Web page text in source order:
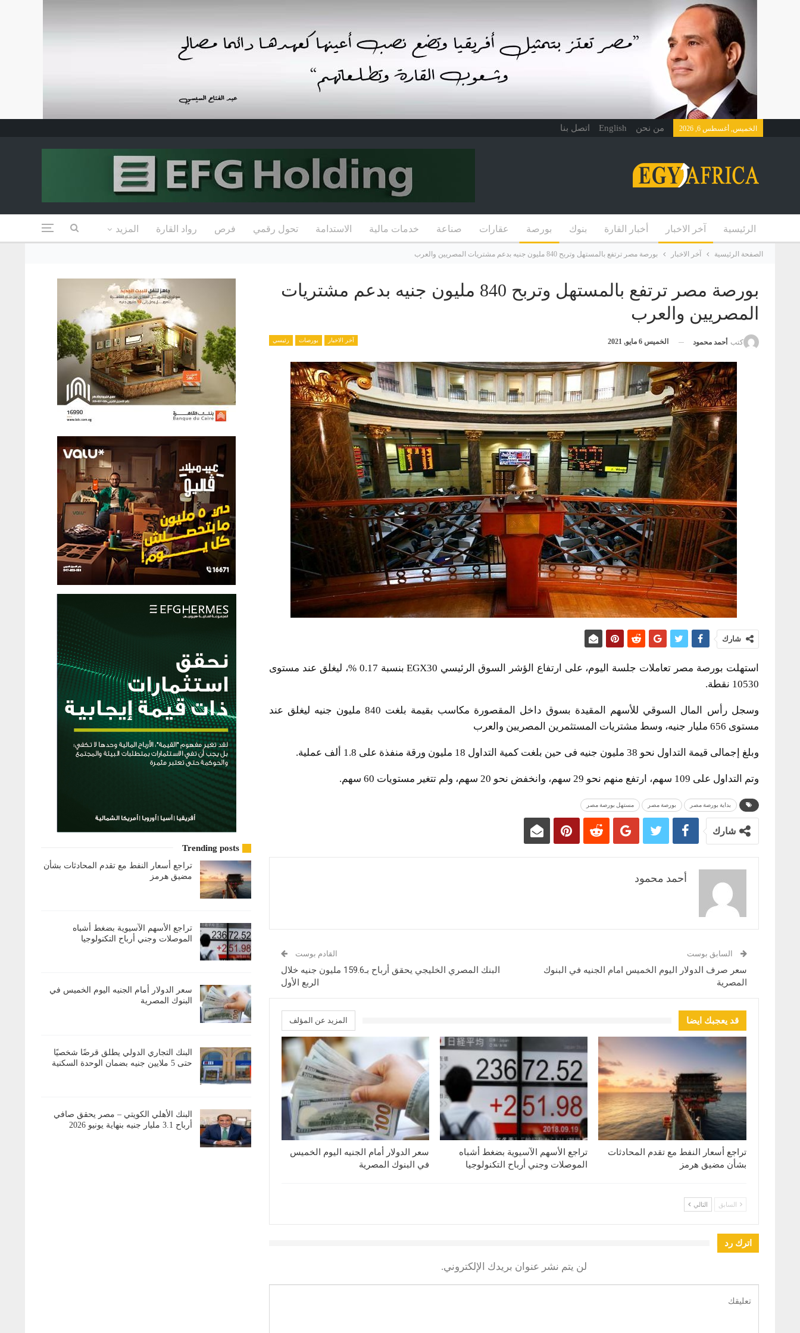
الخميس, أغسطس 6, 2026 من نحن English اتصل بنا
الرئيسية آخر الاخبار أخبار القارة بنوك بورصة عقارات صناعة خدمات مالية الاستدامة تحول رقمي فرص رواد القارة المزيد
الصفحة الرئيسية آخر الاخبار بورصة مصر ترتفع بالمستهل وتربح 840 مليون جنيه بدعم مشتريات المصريين والعرب
بورصة مصر ترتفع بالمستهل وتربح 840 مليون جنيه بدعم مشتريات
المصريين والعرب
آخر الاخبار بورصات رئيسي كتب أحمد محمود الخميس 6 مايو, 2021
شارك
استهلت بورصة مصر تعاملات جلسة اليوم، على ارتفاع الؤشر السوق الرئيسي EGX30 بنسبة 0.17 %، ليغلق عند مستوى
10530 نقطة.
وسجل رأس المال السوقي للأسهم المقيدة بسوق داخل المقصورة مكاسب بقيمة بلغت 840 مليون جنيه ليغلق عند
مستوى 656 مليار جنيه، وسط مشتريات المستثمرين المصريين والعرب
وبلغ إجمالى قيمة التداول نحو 38 مليون جنيه فى حين بلغت كمية التداول 18 مليون ورقة منفذة على 1.8 ألف عملية.
وتم التداول على 109 سهم، ارتفع منهم نحو 29 سهم، وانخفض نحو 20 سهم، ولم تتغير مستويات 60 سهم.
بداية بورصة مصر بورصة مصر مستهل بورصة مصر
شارك
أحمد محمود
السابق بوست
سعر صرف الدولار اليوم الخميس امام الجنيه في البنوك
المصرية
القادم بوست
البنك المصري الخليجي يحقق أرباح بـ159.6 مليون جنيه خلال
الربع الأول
قد يعجبك ايضا المزيد عن المؤلف
تراجع أسعار النفط مع تقدم المحادثات
بشأن مضيق هرمز
تراجع الأسهم الآسيوية بضغط أشباه
الموصلات وجني أرباح التكنولوجيا
سعر الدولار أمام الجنيه اليوم الخميس
في البنوك المصرية
السابق التالي
اترك رد
لن يتم نشر عنوان بريدك الإلكتروني.
Trending posts
تراجع أسعار النفط مع تقدم المحادثات بشأن
مضيق هرمز
تراجع الأسهم الآسيوية بضغط أشباه
الموصلات وجني أرباح التكنولوجيا
سعر الدولار أمام الجنيه اليوم الخميس في
البنوك المصرية
البنك التجاري الدولي يطلق قرضًا شخصيًا
حتى 5 ملايين جنيه بضمان الوحدة السكنية
البنك الأهلي الكويتي – مصر يحقق صافي
أرباح 3.1 مليار جنيه بنهاية يونيو 2026